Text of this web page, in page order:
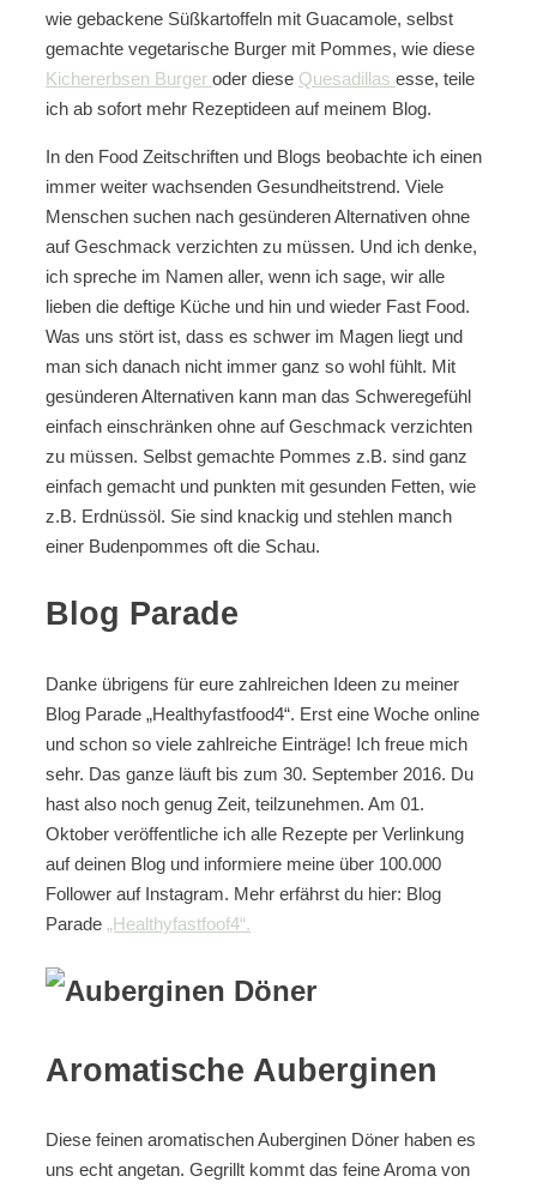
wie gebackene Süßkartoffeln mit Guacamole, selbst
gemachte vegetarische Burger mit Pommes, wie diese
Kichererbsen Burger oder diese Quesadillas esse, teile
ich ab sofort mehr Rezeptideen auf meinem Blog.
In den Food Zeitschriften und Blogs beobachte ich einen
immer weiter wachsenden Gesundheitstrend. Viele
Menschen suchen nach gesünderen Alternativen ohne
auf Geschmack verzichten zu müssen. Und ich denke,
ich spreche im Namen aller, wenn ich sage, wir alle
lieben die deftige Küche und hin und wieder Fast Food.
Was uns stört ist, dass es schwer im Magen liegt und
man sich danach nicht immer ganz so wohl fühlt. Mit
gesünderen Alternativen kann man das Schweregefühl
einfach einschränken ohne auf Geschmack verzichten
zu müssen. Selbst gemachte Pommes z.B. sind ganz
einfach gemacht und punkten mit gesunden Fetten, wie
z.B. Erdnüssöl. Sie sind knackig und stehlen manch
einer Budenpommes oft die Schau.
Blog Parade
Danke übrigens für eure zahlreichen Ideen zu meiner
Blog Parade „Healthyfastfood4“. Erst eine Woche online
und schon so viele zahlreiche Einträge! Ich freue mich
sehr. Das ganze läuft bis zum 30. September 2016. Du
hast also noch genug Zeit, teilzunehmen. Am 01.
Oktober veröffentliche ich alle Rezepte per Verlinkung
auf deinen Blog und informiere meine über 100.000
Follower auf Instagram. Mehr erfährst du hier: Blog
Parade „Healthyfastfoof4“.
Aromatische Auberginen
Diese feinen aromatischen Auberginen Döner haben es
uns echt angetan. Gegrillt kommt das feine Aroma von